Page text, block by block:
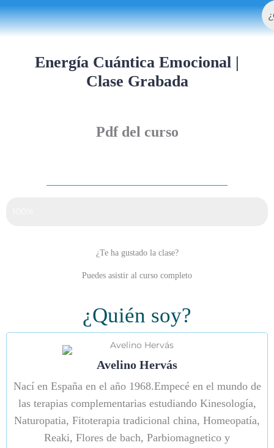
al
contenido
Energía Cuántica Emocional |
Clase Grabada
Pdf del curso
¿Te ha gustado la clase?
Puedes asistir al curso completo
¿Quién soy?
Avelino Hervás
Nací en España en el año 1968.Empecé en el mundo de
las terapias complementarias estudiando Kinesología,
Naturopatia, Fitoterapia tradicional china, Homeopatía,
Reaki, Flores de bach, Parbiomagnetico y